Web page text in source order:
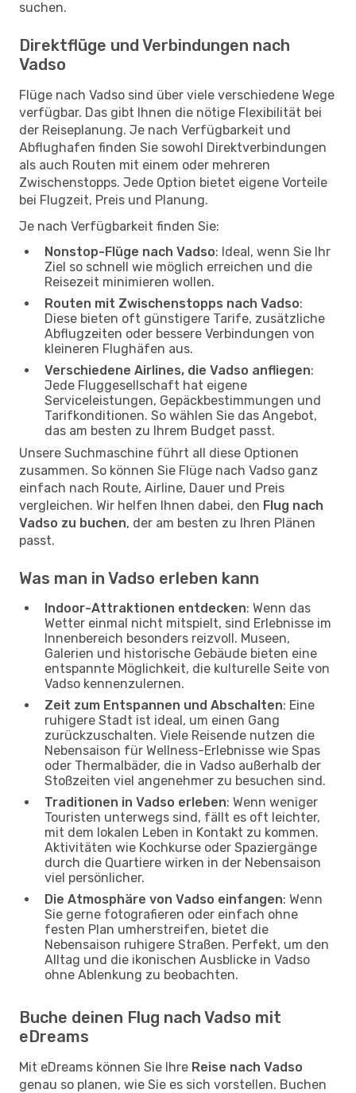
suchen.
Direktflüge und Verbindungen nach
Vadso
Flüge nach Vadso sind über viele verschiedene Wege
verfügbar. Das gibt Ihnen die nötige Flexibilität bei
der Reiseplanung. Je nach Verfügbarkeit und
Abflughafen finden Sie sowohl Direktverbindungen
als auch Routen mit einem oder mehreren
Zwischenstopps. Jede Option bietet eigene Vorteile
bei Flugzeit, Preis und Planung.
Je nach Verfügbarkeit finden Sie:
Nonstop-Flüge nach Vadso: Ideal, wenn Sie Ihr
Ziel so schnell wie möglich erreichen und die
Reisezeit minimieren wollen.
Routen mit Zwischenstopps nach Vadso:
Diese bieten oft günstigere Tarife, zusätzliche
Abflugzeiten oder bessere Verbindungen von
kleineren Flughäfen aus.
Verschiedene Airlines, die Vadso anfliegen:
Jede Fluggesellschaft hat eigene
Serviceleistungen, Gepäckbestimmungen und
Tarifkonditionen. So wählen Sie das Angebot,
das am besten zu Ihrem Budget passt.
Unsere Suchmaschine führt all diese Optionen
zusammen. So können Sie Flüge nach Vadso ganz
einfach nach Route, Airline, Dauer und Preis
vergleichen. Wir helfen Ihnen dabei, den Flug nach
Vadso zu buchen, der am besten zu Ihren Plänen
passt.
Was man in Vadso erleben kann
Indoor-Attraktionen entdecken: Wenn das
Wetter einmal nicht mitspielt, sind Erlebnisse im
Innenbereich besonders reizvoll. Museen,
Galerien und historische Gebäude bieten eine
entspannte Möglichkeit, die kulturelle Seite von
Vadso kennenzulernen.
Zeit zum Entspannen und Abschalten: Eine
ruhigere Stadt ist ideal, um einen Gang
zurückzuschalten. Viele Reisende nutzen die
Nebensaison für Wellness-Erlebnisse wie Spas
oder Thermalbäder, die in Vadso außerhalb der
Stoßzeiten viel angenehmer zu besuchen sind.
Traditionen in Vadso erleben: Wenn weniger
Touristen unterwegs sind, fällt es oft leichter,
mit dem lokalen Leben in Kontakt zu kommen.
Aktivitäten wie Kochkurse oder Spaziergänge
durch die Quartiere wirken in der Nebensaison
viel persönlicher.
Die Atmosphäre von Vadso einfangen: Wenn
Sie gerne fotografieren oder einfach ohne
festen Plan umherstreifen, bietet die
Nebensaison ruhigere Straßen. Perfekt, um den
Alltag und die ikonischen Ausblicke in Vadso
ohne Ablenkung zu beobachten.
Buche deinen Flug nach Vadso mit
eDreams
Mit eDreams können Sie Ihre Reise nach Vadso
genau so planen, wie Sie es sich vorstellen. Buchen